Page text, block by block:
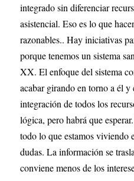
integrado sin diferenciar
asistencial. Eso es lo que
razonables.. Hay iniciativas
porque tenemos un sistema
XX. El enfoque del sistema
acabar girando en torno a él y
integración de todos los
lógica, pero habrá que
todo lo que estamos viviendo
dudas. La información se
conviene menos de los